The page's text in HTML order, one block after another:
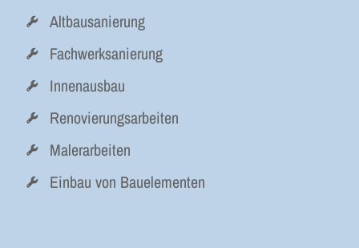
Altbausanierung
Fachwerksanierung
Innenausbau
Renovierungsarbeiten
Malerarbeiten
Einbau von Bauelementen